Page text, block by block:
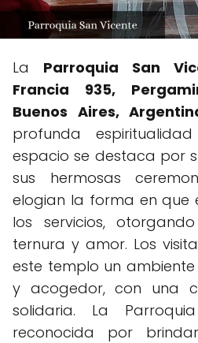
La Parroquia San
Francia 935,
Buenos Aires,
profunda
espacio se destaca por
sus hermosas
elogian la forma en que
los servicios,
ternura y amor. Los
este templo un
y acogedor, con una
solidaria. La
reconocida por